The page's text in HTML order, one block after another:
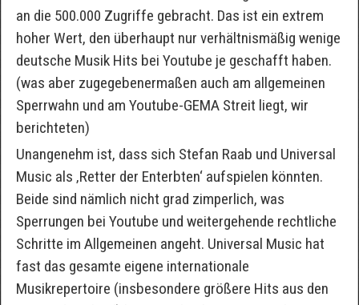
an die 500.000 Zugriffe gebracht. Das ist ein extrem
hoher Wert, den überhaupt nur verhältnismäßig wenige
deutsche Musik Hits bei Youtube je geschafft haben.
(was aber zugegebenermaßen auch am allgemeinen
Sperrwahn und am Youtube-GEMA Streit liegt, wir
berichteten)
Unangenehm ist, dass sich Stefan Raab und Universal
Music als ‚Retter der Enterbten‘ aufspielen könnten.
Beide sind nämlich nicht grad zimperlich, was
Sperrungen bei Youtube und weitergehende rechtliche
Schritte im Allgemeinen angeht. Universal Music hat
fast das gesamte eigene internationale
Musikrepertoire (insbesondere größere Hits aus den